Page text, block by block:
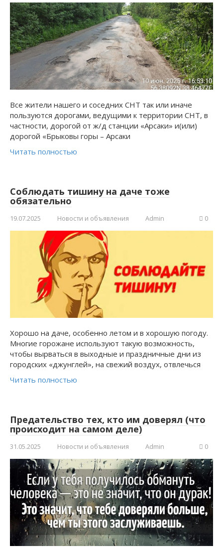
Все жители нашего и соседних СНТ так или иначе
пользуются дорогами, ведущими к территории СНТ, в
частности, дорогой от ж/д станции «Арсаки» и(или)
дорогой «Брыковы горы – Арсаки
Читать полностью
Соблюдать тишину на даче тоже
обязательно
19.07.2025 Новости и объявления Admin 0
Хорошо на даче, особенно летом и в хорошую погоду.
Многие горожане используют такую возможность,
чтобы вырваться в выходные и праздничные дни из
городских «джунглей», на свежий воздух, отвлечься
Читать полностью
Предательство тех, кто им доверял (что
происходит на самом деле)
31.05.2025 Новости и объявления Admin 0